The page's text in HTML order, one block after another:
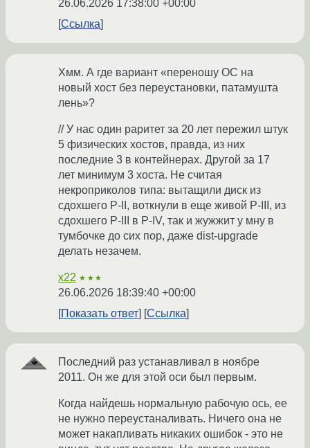
26.06.2026 17:38:00 +00:00
Ссылка
Хмм. А где вариант «переношу ОС на
новый хост без переустановки, патамушта
лень»?
// У нас один раритет за 20 лет пережил штук
5 физических хостов, правда, из них
последние 3 в контейнерах. Другой за 17
лет минимум 3 хоста. Не считая
некроприколов типа: вытащили диск из
сдохшего P-II, воткнули в еще живой P-III, из
сдохшего P-III в P-IV, так и жужжит у мну в
тумбочке до сих пор, даже dist-upgrade
делать незачем.
x22 ★★★
26.06.2026 18:39:40 +00:00
Показать ответ
Ссылка
Последний раз устанавливал в ноябре
2011. Он же для этой оси был первым.
Когда найдешь нормальную рабочую ось, ее
не нужно переустаналивать. Ничего она не
может накапливать никаких ошибок - это не